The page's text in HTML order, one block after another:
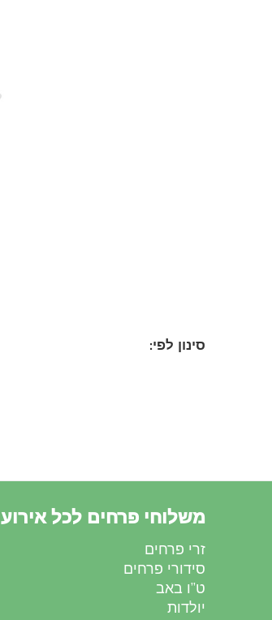
סינון לפי:
משלוחי פרחים לכל אירוע
זרי פרחים
סידורי פרחים
ט”ו באב
יולדות